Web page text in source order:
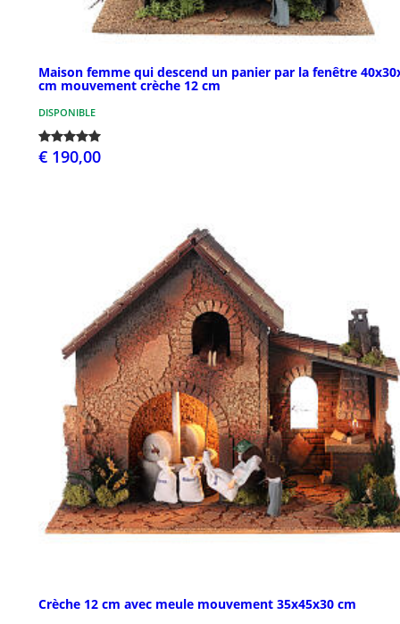
Maison femme qui descend un panier par la fenêtre
cm mouvement crèche 12 cm
DISPONIBLE
€ 190,00
Crèche 12 cm avec meule mouvement 35x45x30 cm